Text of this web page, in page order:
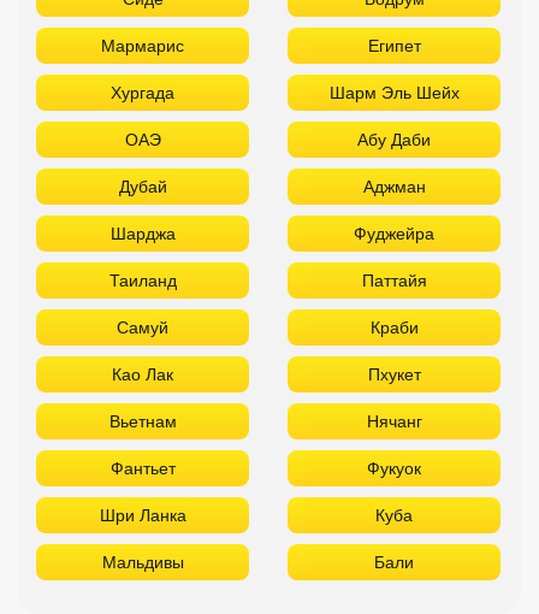
Мармарис Египет
Хургада Шарм Эль Шейх
ОАЭ Абу Даби
Дубай Аджман
Шарджа Фуджейра
Таиланд Паттайя
Самуй Краби
Као Лак Пхукет
Вьетнам Нячанг
Фантьет Фукуок
Шри Ланка Куба
Мальдивы Бали